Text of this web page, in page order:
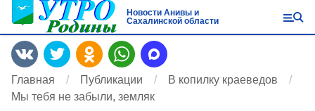
Новости Анивы и
Сахалинской области
Главная Публикации
В копилку краеведов
Мы тебя не забыли, земляк